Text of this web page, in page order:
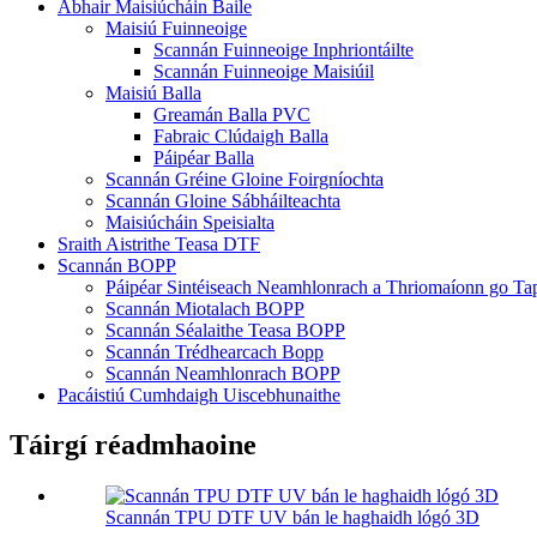
Ábhair Maisiúcháin Baile
Maisiú Fuinneoige
Scannán Fuinneoige Inphriontáilte
Scannán Fuinneoige Maisiúil
Maisiú Balla
Greamán Balla PVC
Fabraic Clúdaigh Balla
Páipéar Balla
Scannán Gréine Gloine Foirgníochta
Scannán Gloine Sábháilteachta
Maisiúcháin Speisialta
Sraith Aistrithe Teasa DTF
Scannán BOPP
Páipéar Sintéiseach Neamhlonrach a Thriomaíonn go
Scannán Miotalach BOPP
Scannán Séalaithe Teasa BOPP
Scannán Trédhearcach Bopp
Scannán Neamhlonrach BOPP
Pacáistiú Cumhdaigh Uiscebhunaithe
Táirgí réadmhaoine
Scannán TPU DTF UV bán le haghaidh lógó 3D